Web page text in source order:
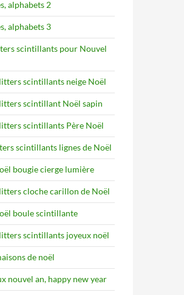
alphabets 2
alphabets 3
scintillants pour Nouvel
scintillants neige Noël
scintillant Noël sapin
scintillants Père Noël
scintillants lignes de Noël
bougie cierge lumière
cloche carillon de Noël
boule scintillante
scintillants joyeux noël
de noël
nouvel an, happy new year